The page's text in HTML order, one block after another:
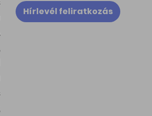
Hírlevél feliratkozás